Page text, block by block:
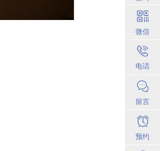
微信
电话
留言
预约